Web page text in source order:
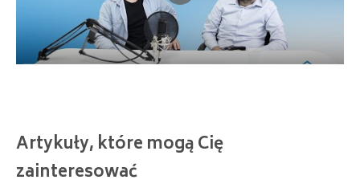
Artykuły, które mogą Cię
zainteresować